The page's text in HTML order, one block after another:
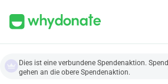
Dies ist eine verbundene Spendenaktion.
gehen an die obere Spendenaktion.